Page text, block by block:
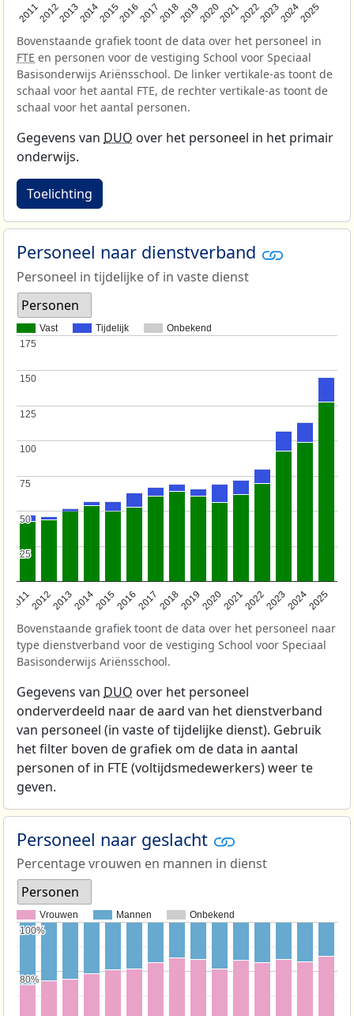
201120122013201420152016201720182019202020212022202320242025
Bovenstaande grafiek toont de data over het personeel in
FTE en personen voor de vestiging School voor Speciaal
Basisonderwijs Ariënsschool. De linker vertikale-as toont de
schaal voor het aantal FTE, de rechter vertikale-as toont de
schaal voor het aantal personen.
Gegevens van DUO over het personeel in het primair
onderwijs.
Toelichting
Personeel naar dienstverband
Personeel in tijdelijke of in vaste dienst
Personen
Vast Tijdelijk Onbekend
201120122013201420152016201720182019202020212022202320242025
25
25
50
50
75
75
100
100
125
125
150
150
175
175
Bovenstaande grafiek toont de data over het personeel naar
type dienstverband voor de vestiging School voor Speciaal
Basisonderwijs Ariënsschool.
Gegevens van DUO over het personeel
onderverdeeld naar de aard van het dienstverband
van personeel (in vaste of tijdelijke dienst). Gebruik
het filter boven de grafiek om de data in aantal
personen of in FTE (voltijdsmedewerkers) weer te
geven.
Personeel naar geslacht
Percentage vrouwen en mannen in dienst
Personen
Vrouwen Mannen Onbekend
80%
80%
100%
100%